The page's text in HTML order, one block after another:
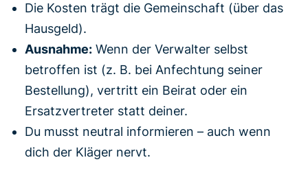
Die Kosten trägt die Gemeinschaft (über das
Hausgeld).
Ausnahme: Wenn der Verwalter selbst
betroffen ist (z. B. bei Anfechtung seiner
Bestellung), vertritt ein Beirat oder ein
Ersatzvertreter statt deiner.
Du musst neutral informieren – auch wenn
dich der Kläger nervt.